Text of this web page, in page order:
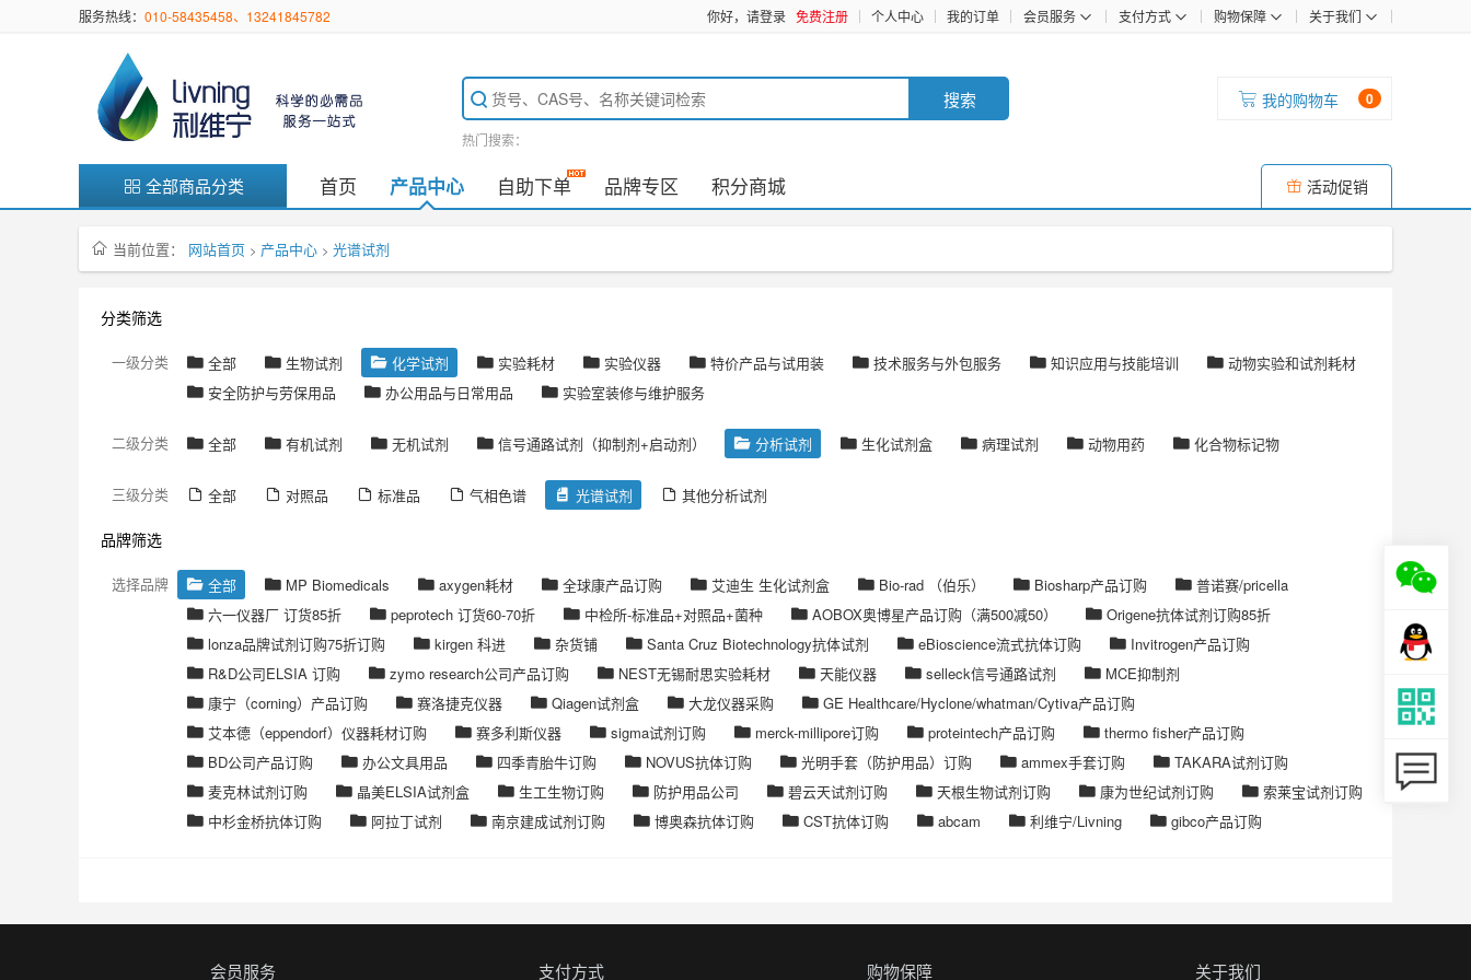
服务热线： 010-58435458、13241845782 你好，请登录 免费注册 个人中心 我的订单 会员服务 支付方式 购物保障 关于我们
搜索
热门搜索：
我的购物车 0
全部商品分类 首页 产品中心 自助下单 品牌专区 积分商城 活动促销
当前位置： 网站首页 > 产品中心 > 光谱试剂
分类筛选
一级分类 全部 生物试剂 化学试剂 实验耗材 实验仪器 特价产品与试用装 技术服务与外包服务 知识应用与技能培训
动物实验和试剂耗材
安全防护与劳保用品
办公用品与日常用品 实验室装修与维护服务
二级分类 全部 有机试剂 无机试剂 信号通路试剂（抑制剂+启动剂） 分析试剂 生化试剂盒 病理试剂 动物用药 化合物标记物
三级分类 全部 对照品 标准品 气相色谱 光谱试剂 其他分析试剂
品牌筛选
选择品牌 全部 MP Biomedicals axygen耗材 全球康产品订购 艾迪生 生化试剂盒 Bio-rad （伯乐） Biosharp产品订购
普诺赛/pricella
六一仪器厂 订货85折
peprotech 订货60-70折 中检所-标准品+对照品+菌种 AOBOX奥博星产品订购（满500减50）
Origene抗体试剂订购85折
lonza品牌试剂订购75折订购
kirgen 科进 杂货铺 Santa Cruz Biotechnology抗体试剂 eBioscience流式抗体订购
Invitrogen产品订购
R&D公司ELSIA 订购
zymo research公司产品订购 NEST无锡耐思实验耗材 天能仪器 selleck信号通路试剂
MCE抑制剂
康宁（corning）产品订购
赛洛捷克仪器 Qiagen试剂盒 大龙仪器采购
GE Healthcare/Hyclone/whatman/Cytiva产品订购
艾本德（eppendorf）仪器耗材订购
赛多利斯仪器 sigma试剂订购 merck-millipore订购 proteintech产品订购
thermo fisher产品订购
BD公司产品订购
办公文具用品 四季青胎牛订购 NOVUS抗体订购 光明手套（防护用品）订购 ammex手套订购
TAKARA试剂订购
麦克林试剂订购
晶美ELSIA试剂盒 生工生物订购 防护用品公司 碧云天试剂订购 天根生物试剂订购 康为世纪试剂订购
索莱宝试剂订购
中杉金桥抗体订购
阿拉丁试剂 南京建成试剂订购 博奥森抗体订购 CST抗体订购 abcam 利维宁/Livning gibco产品订购
会员服务 支付方式 购物保障 关于我们